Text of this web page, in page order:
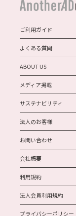
ご利用ガイド
よくある質問
ABOUT US
メディア掲載
サステナビリティ
法人のお客様
お問い合わせ
会社概要
利用規約
法人会員利用規約
プライバシーポリシー